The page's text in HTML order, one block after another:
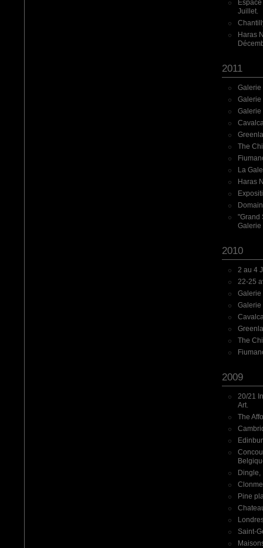
Juillet.
Haras
2011
Galerie
Galerie
Galerie
The
La
Haras
"Grand
Galerie
2010
2 au 4
22-25
Galerie
Galerie
The
2009
20/21
Art.
The
Dingle,
Pine
Saint-